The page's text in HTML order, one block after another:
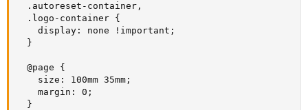
  .autoreset-container,
  .logo-container {
    display: none !important;
  }
  @page {
    size: 100mm 35mm;
    margin: 0;
  }